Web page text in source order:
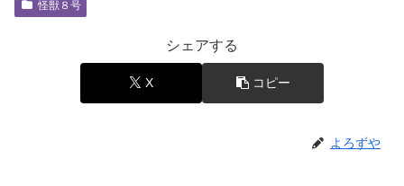
怪獣８号
シェアする
X コピー
よろずや